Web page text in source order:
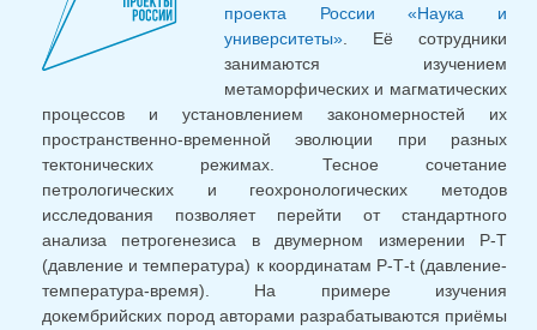
проекта России «Наука и
университеты». Её сотрудники
занимаются изучением
метаморфических и магматических
процессов и установлением закономерностей их
пространственно-временной эволюции при разных
тектонических режимах. Тесное сочетание
петрологических и геохронологических методов
исследования позволяет перейти от стандартного
анализа петрогенезиса в двумерном измерении Р-Т
(давление и температура) к координатам Р-Т-t (давление-
температура-время). На примере изучения
докембрийских пород авторами разрабатываются приёмы